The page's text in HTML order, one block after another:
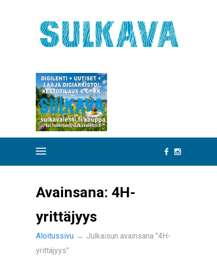
Avainsana: 4H-
yrittäjyys
Aloitussivu → Julkaisun avainsana "4H-
yrittäjyys"